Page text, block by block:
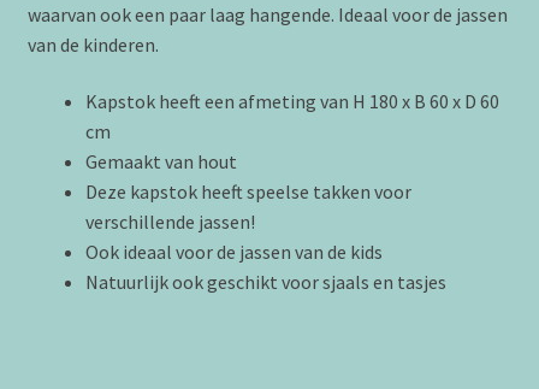
waarvan ook een paar laag hangende. Ideaal voor de jassen
van de kinderen.
Kapstok heeft een afmeting van H 180 x B 60 x D 60
cm
Gemaakt van hout
Deze kapstok heeft speelse takken voor
verschillende jassen!
Ook ideaal voor de jassen van de kids
Natuurlijk ook geschikt voor sjaals en tasjes